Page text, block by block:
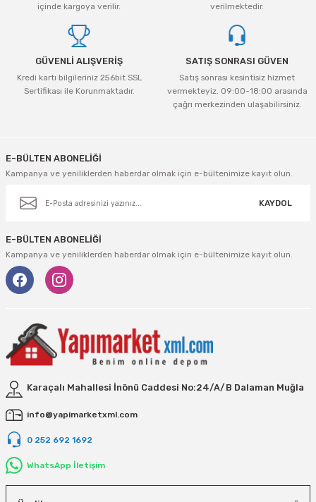
Ürün fiyatı diğer sitelerden daha pahalı.
Bu ürüne benzer farklı alternatifler olmalı.
içinde kargoya verilir.
verilmektedir.
GÜVENLİ ALIŞVERİŞ
Kredi kartı bilgileriniz 256bit SSL
Sertifikası ile Korunmaktadır.
SATIŞ SONRASI GÜVEN
Satış sonrası kesintisiz hizmet
vermekteyiz. 09:00-18:00 arasında
çağrı merkezinden ulaşabilirsiniz.
E-BÜLTEN ABONELİĞİ
Kampanya ve yeniliklerden haberdar olmak için e-bültenimize kayıt olun.
KAYDOL
E-BÜLTEN ABONELİĞİ
Kampanya ve yeniliklerden haberdar olmak için e-bültenimize kayıt olun.
Karaçalı Mahallesi İnönü Caddesi No:24/A/B Dalaman Muğla
info@yapimarketxml.com
0 252 692 1692
WhatsApp İletişim